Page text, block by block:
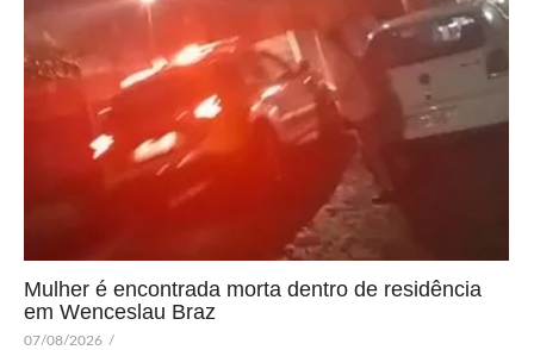
Mulher é encontrada morta dentro de residência
em Wenceslau Braz
07/08/2026 /